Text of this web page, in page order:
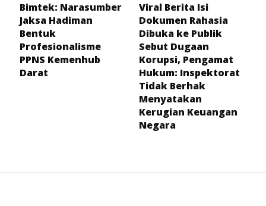
Bimtek: Narasumber
Jaksa Hadiman
Bentuk
Profesionalisme
PPNS Kemenhub
Darat
Viral Berita Isi
Dokumen Rahasia
Dibuka ke Publik
Sebut Dugaan
Korupsi, Pengamat
Hukum: Inspektorat
Tidak Berhak
Menyatakan
Kerugian Keuangan
Negara